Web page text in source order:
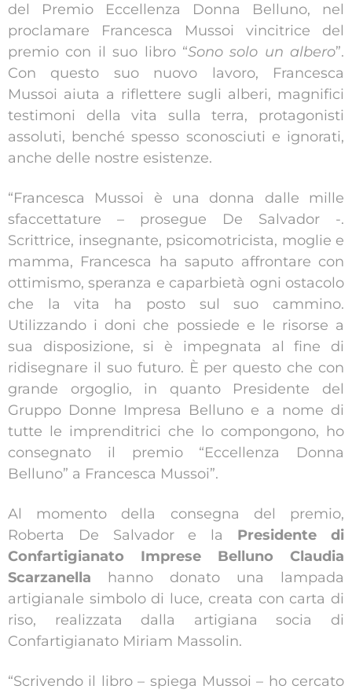
del Premio Eccellenza Donna Belluno, nel
proclamare Francesca Mussoi vincitrice del
premio con il suo libro “Sono solo un albero”.
Con questo suo nuovo lavoro, Francesca
Mussoi aiuta a riflettere sugli alberi, magnifici
testimoni della vita sulla terra, protagonisti
assoluti, benché spesso sconosciuti e ignorati,
anche delle nostre esistenze.
“Francesca Mussoi è una donna dalle mille
sfaccettature – prosegue De Salvador -.
Scrittrice, insegnante, psicomotricista, moglie e
mamma, Francesca ha saputo affrontare con
ottimismo, speranza e caparbietà ogni ostacolo
che la vita ha posto sul suo cammino.
Utilizzando i doni che possiede e le risorse a
sua disposizione, si è impegnata al fine di
ridisegnare il suo futuro. È per questo che con
grande orgoglio, in quanto Presidente del
Gruppo Donne Impresa Belluno e a nome di
tutte le imprenditrici che lo compongono, ho
consegnato il premio “Eccellenza Donna
Belluno” a Francesca Mussoi”.
Al momento della consegna del premio,
Roberta De Salvador e la Presidente di
Confartigianato Imprese Belluno Claudia
Scarzanella hanno donato una lampada
artigianale simbolo di luce, creata con carta di
riso, realizzata dalla artigiana socia di
Confartigianato Miriam Massolin.
“Scrivendo il libro – spiega Mussoi – ho cercato